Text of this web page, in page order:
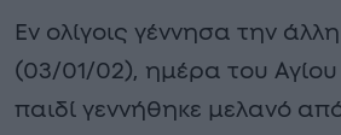
Εν ολίγοις γέννησα την
(03/01/02), ημέρα του
παιδί γεννήθηκε μελανό